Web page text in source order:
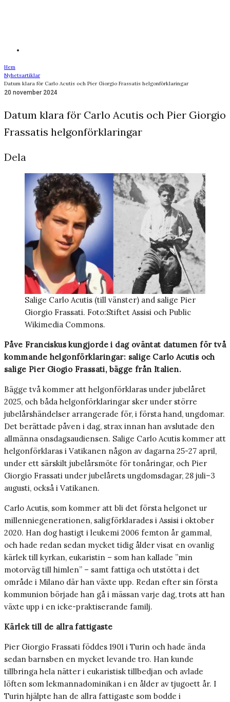
Hem
Nyhetsartiklar
Datum klara för Carlo Acutis och Pier Giorgio Frassatis helgonförklaringar
20 november 2024
Datum klara för Carlo Acutis och Pier Giorgio
Frassatis helgonförklaringar
Dela
Salige Carlo Acutis (till vänster) and salige Pier
Giorgio Frassati. Foto:Stiftet Assisi och Public
Wikimedia Commons.
Påve Franciskus kungjorde i dag oväntat datumen för två
kommande helgonförklaringar: salige Carlo Acutis och
salige Pier Giogio Frassati, bägge från Italien.
Bägge två kommer att helgonförklaras under jubelåret
2025, och båda helgonförklaringar sker under större
jubelårshändelser arrangerade för, i första hand, ungdomar.
Det berättade påven i dag, strax innan han avslutade den
allmänna onsdagsaudiensen. Salige Carlo Acutis kommer att
helgonförklaras i Vatikanen någon av dagarna 25-27 april,
under ett särskilt jubelårsmöte för tonåringar, och Pier
Giorgio Frassati under jubelårets ungdomsdagar, 28 juli–3
augusti, också i Vatikanen.
Carlo Acutis, som kommer att bli det första helgonet ur
millenniegenerationen, saligförklarades i Assisi i oktober
2020. Han dog hastigt i leukemi 2006 femton år gammal,
och hade redan sedan mycket tidig ålder visat en ovanlig
kärlek till kyrkan, eukaristin – som han kallade ”min
motorväg till himlen” – samt fattiga och utstötta i det
område i Milano där han växte upp. Redan efter sin första
kommunion började han gå i mässan varje dag, trots att han
växte upp i en icke-praktiserande familj.
Kärlek till de allra fattigaste
Pier Giorgio Frassati föddes 1901 i Turin och hade ända
sedan barnsben en mycket levande tro. Han kunde
tillbringa hela nätter i eukaristisk tillbedjan och avlade
löften som lekmannadominikan i en ålder av tjugoett år. I
Turin hjälpte han de allra fattigaste som bodde i